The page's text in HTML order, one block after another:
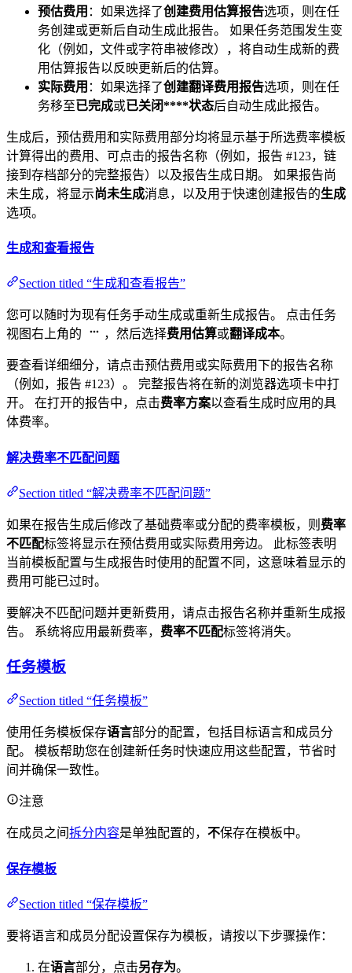
预估费用 ：如果选择了创建费用估算报告选项，则在任
务创建或更新后自动生成此报告。 如果任务范围发生变
化（例如，文件或字符串被修改），将自动生成新的费
用估算报告以反映更新后的估算。
实际费用 ：如果选择了创建翻译费用报告选项，则在任
务移至已完成或已关闭****状态后自动生成此报告。
生成后，预估费用和实际费用部分均将显示基于所选费率模板
计算得出的费用、可点击的报告名称（例如，报告 #123，链
接到存档部分的完整报告）以及报告生成日期。 如果报告尚
未生成，将显示尚未生成消息，以及用于快速创建报告的生成
选项。
生成和查看报告
Section titled “生成和查看报告”
您可以随时为现有任务手动生成或重新生成报告。 点击任务
视图右上角的
，然后选择费用估算或翻译成本。
要查看详细细分，请点击预估费用或实际费用下的报告名称
（例如，报告 #123）。 完整报告将在新的浏览器选项卡中打
开。 在打开的报告中，点击费率方案以查看生成时应用的具
体费率。
解决费率不匹配问题
Section titled “解决费率不匹配问题”
如果在报告生成后修改了基础费率或分配的费率模板，则 费率
不匹配标签将显示在预估费用或实际费用旁边。 此标签表明
当前模板配置与生成报告时使用的配置不同，这意味着显示的
费用可能已过时。
要解决不匹配问题并更新费用，请点击报告名称并重新生成报
告。 系统将应用最新费率， 费率不匹配标签将消失。
任务模板
Section titled “任务模板”
使用任务模板保存语言部分的配置，包括目标语言和成员分
配。 模板帮助您在创建新任务时快速应用这些配置，节省时
间并确保一致性。
注意
在成员之间拆分内容是单独配置的， 不保存在模板中。
保存模板
Section titled “保存模板”
要将语言和成员分配设置保存为模板，请按以下步骤操作：
在语言部分，点击另存为。